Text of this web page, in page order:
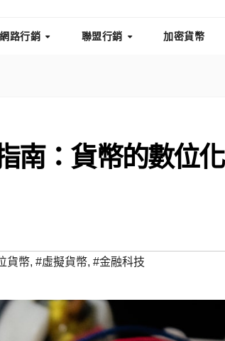
網路行銷 聯盟行銷 加密貨幣
南：貨幣的數位化
貨幣, #虛擬貨幣, #金融科技